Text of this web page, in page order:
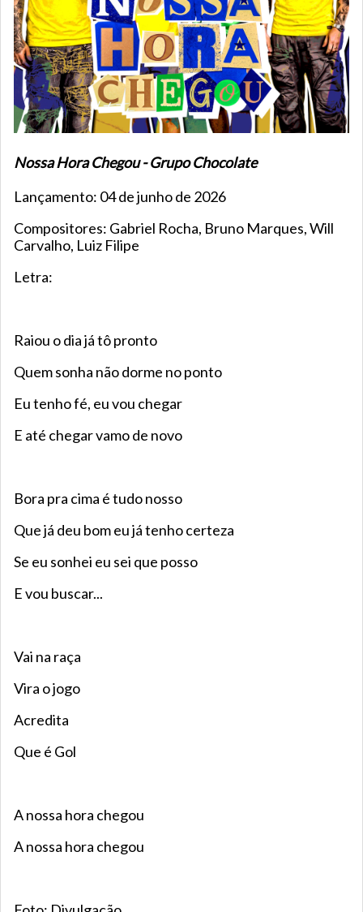
Nossa Hora Chegou - Grupo Chocolate
Lançamento: 04 de junho de 2026
Compositores: Gabriel Rocha, Bruno Marques, Will
Carvalho, Luiz Filipe
Letra:
Raiou o dia já tô pronto
Quem sonha não dorme no ponto
Eu tenho fé, eu vou chegar
E até chegar vamo de novo
Bora pra cima é tudo nosso
Que já deu bom eu já tenho certeza
Se eu sonhei eu sei que posso
E vou buscar...
Vai na raça
Vira o jogo
Acredita
Que é Gol
A nossa hora chegou
A nossa hora chegou